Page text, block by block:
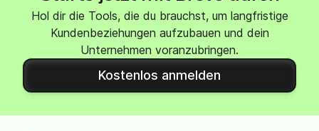
Hol dir die Tools, die du brauchst, um langfristige
Kundenbeziehungen aufzubauen und dein
Unternehmen voranzubringen.
Kostenlos anmelden